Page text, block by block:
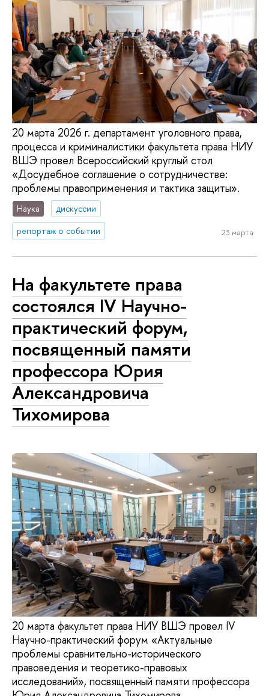
20 марта 2026 г. департамент уголовного права,
процесса и криминалистики факультета права НИУ
ВШЭ провел Всероссийский круглый стол
«Досудебное соглашение о сотрудничестве:
проблемы правоприменения и тактика защиты».
Наука
дискуссии
репортаж о событии
23 марта
На факультете права
состоялся IV Научно-
практический форум,
посвященный памяти
профессора Юрия
Александровича
Тихомирова
20 марта факультет права НИУ ВШЭ провел IV
Научно-практический форум «Актуальные
проблемы сравнительно-исторического
правоведения и теоретико-правовых
исследований», посвященный памяти профессора